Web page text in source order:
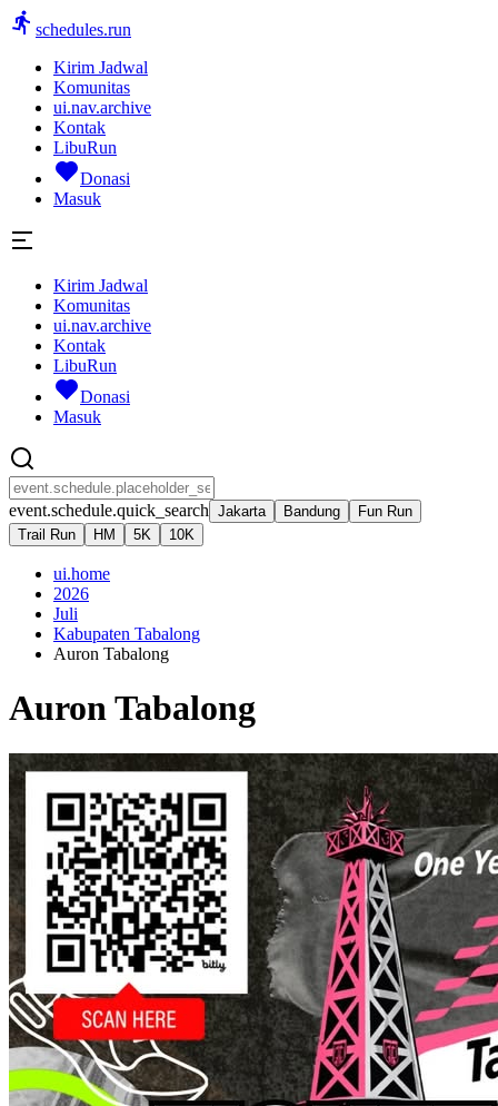
schedules.run
Kirim Jadwal
Komunitas
ui.nav.archive
Kontak
LibuRun
Donasi
Masuk
Kirim Jadwal
Komunitas
ui.nav.archive
Kontak
LibuRun
Donasi
Masuk
event.schedule.quick_search Jakarta Bandung
Fun Run
Trail Run
HM 5K 10K
ui.home
2026
Juli
Kabupaten Tabalong
Auron Tabalong
Auron Tabalong